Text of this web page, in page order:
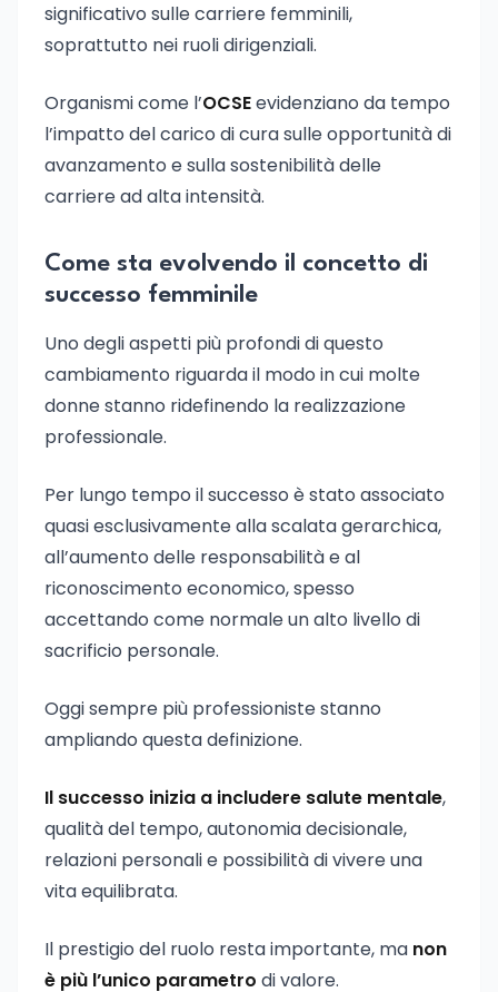
significativo sulle carriere femminili,
soprattutto nei ruoli dirigenziali.
Organismi come l’OCSEevidenziano da tempo
l’impatto del carico di cura sulle opportunità di
avanzamento e sulla sostenibilità delle
carriere ad alta intensità.
Come sta evolvendo il concetto di
successo femminile
Uno degli aspetti più profondi di questo
cambiamento riguarda il modo in cui molte
donne stanno ridefinendo la realizzazione
professionale.
Per lungo tempo il successo è stato associato
quasi esclusivamente alla scalata gerarchica,
all’aumento delle responsabilità e al
riconoscimento economico, spesso
accettando come normale un alto livello di
sacrificio personale.
Oggi sempre più professioniste stanno
ampliando questa definizione.
Il successo inizia a includere salute mentale,
qualità del tempo, autonomia decisionale,
relazioni personali e possibilità di vivere una
vita equilibrata.
Il prestigio del ruolo resta importante, ma non
è più l’unico parametro di valore.